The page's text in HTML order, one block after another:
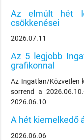
Az elmúlt hét
csökkenései
2026.07.11
Az 5 legjobb
grafikonnal
Az Ingatlan/Közvetlen
sorrend a
2026.06.10
A hét kiemelkedő
2026.06.06